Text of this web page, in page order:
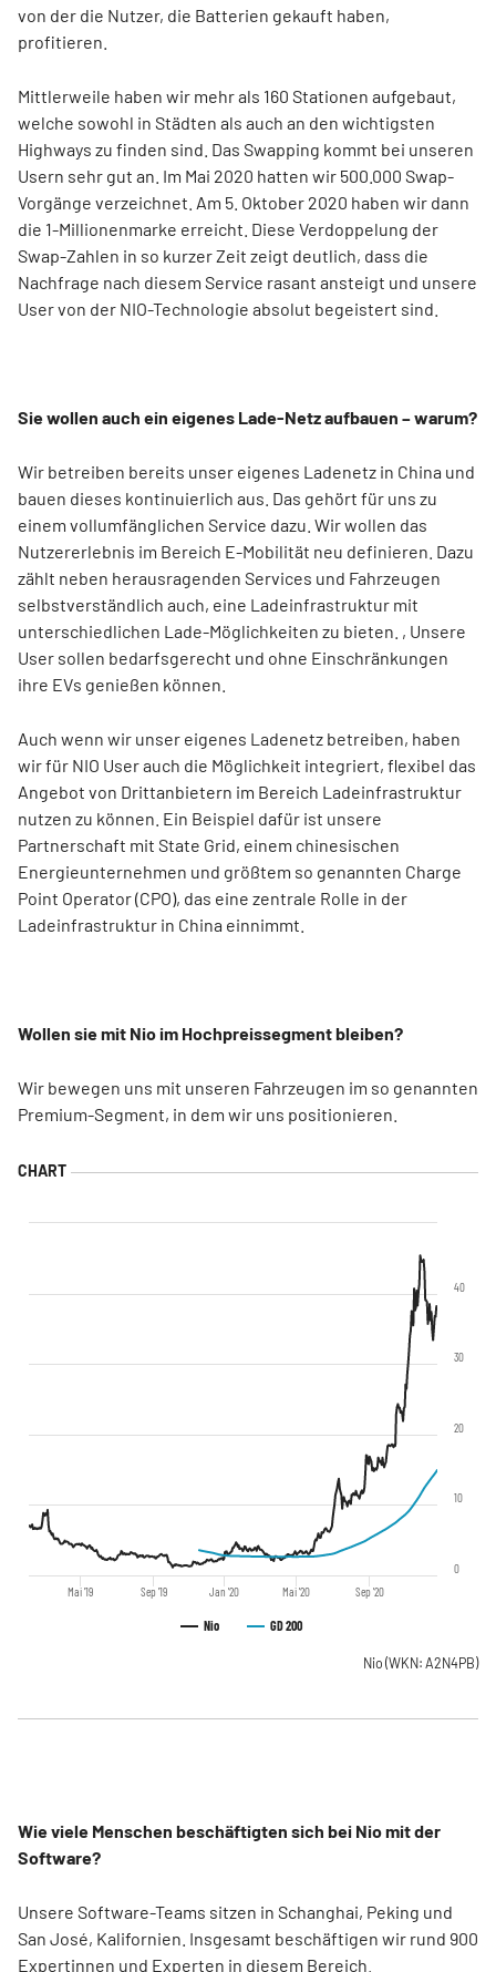
von der die Nutzer, die Batterien gekauft haben,
profitieren.
Mittlerweile haben wir mehr als 160 Stationen aufgebaut,
welche sowohl in Städten als auch an den wichtigsten
Highways zu finden sind. Das Swapping kommt bei unseren
Usern sehr gut an. Im Mai 2020 hatten wir 500.000 Swap-
Vorgänge verzeichnet. Am 5. Oktober 2020 haben wir dann
die 1-Millionenmarke erreicht. Diese Verdoppelung der
Swap-Zahlen in so kurzer Zeit zeigt deutlich, dass die
Nachfrage nach diesem Service rasant ansteigt und unsere
User von der NIO-Technologie absolut begeistert sind.
Sie wollen auch ein eigenes Lade-Netz aufbauen – warum?
Wir betreiben bereits unser eigenes Ladenetz in China und
bauen dieses kontinuierlich aus. Das gehört für uns zu
einem vollumfänglichen Service dazu. Wir wollen das
Nutzererlebnis im Bereich E-Mobilität neu definieren. Dazu
zählt neben herausragenden Services und Fahrzeugen
selbstverständlich auch, eine Ladeinfrastruktur mit
unterschiedlichen Lade-Möglichkeiten zu bieten. , Unsere
User sollen bedarfsgerecht und ohne Einschränkungen
ihre EVs genießen können.
Auch wenn wir unser eigenes Ladenetz betreiben, haben
wir für NIO User auch die Möglichkeit integriert, flexibel das
Angebot von Drittanbietern im Bereich Ladeinfrastruktur
nutzen zu können. Ein Beispiel dafür ist unsere
Partnerschaft mit State Grid, einem chinesischen
Energieunternehmen und größtem so genannten Charge
Point Operator (CPO), das eine zentrale Rolle in der
Ladeinfrastruktur in China einnimmt.
Wollen sie mit Nio im Hochpreissegment bleiben?
Wir bewegen uns mit unseren Fahrzeugen im so genannten
Premium-Segment, in dem wir uns positionieren.
Nio GD 200
Mai '19 Sep '19 Jan '20 Mai '20 Sep '20
0
10
20
30
40
Nio (WKN: A2N4PB)
Wie viele Menschen beschäftigten sich bei Nio mit der
Software?
Unsere Software-Teams sitzen in Schanghai, Peking und
San José, Kalifornien. Insgesamt beschäftigen wir rund 900
Expertinnen und Experten in diesem Bereich.